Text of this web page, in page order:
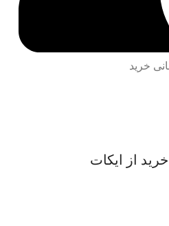
خرید
از ایکات